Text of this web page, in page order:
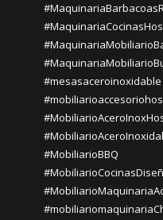
#mesasaceroinoxidable
#MobiliarioBBQ